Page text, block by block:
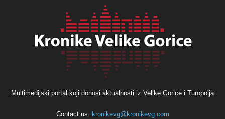
Multimedijski portal koji donosi aktualnosti iz Velike Gorice i Turopolja
Contact us: kronikevg@kronikevg.com